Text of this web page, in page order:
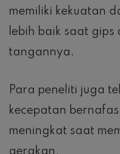
memiliki kekuatan
lebih baik saat
tangannya.
Para peneliti juga
kecepatan
meningkat saat